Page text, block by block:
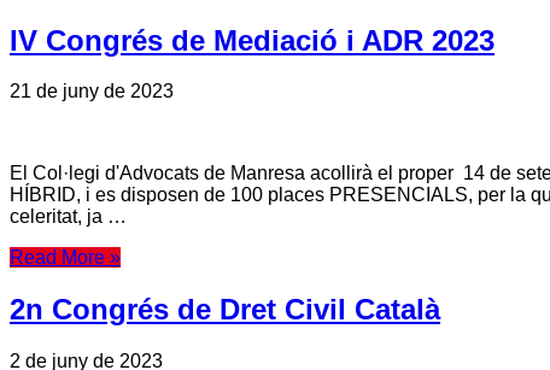
IV Congrés de Mediació i ADR 2023
21 de juny de 2023
El Col·legi d'Advocats de Manresa acollirà el proper 14 de
HÍBRID, i es disposen de 100 places PRESENCIALS, per la
celeritat, ja …
Read More »
2n Congrés de Dret Civil Català
2 de juny de 2023